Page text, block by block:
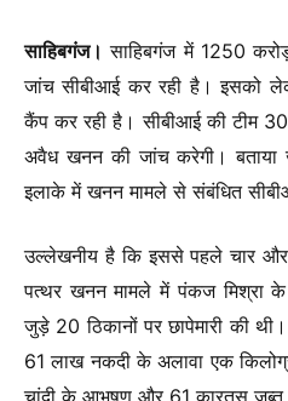
साहिबगंज। साहिबगंज में 1250
जांच सीबीआई कर रही है। इसको
कैंप कर रही है। सीबीआई की टीम
अवैध खनन की जांच करेगी। बताया
इलाके में खनन मामले से संबंधित
उल्लेखनीय है कि इससे पहले चार
पत्थर खनन मामले में पंकज मिश्रा
जुड़े 20 ठिकानों पर छापेमारी की
61 लाख नकदी के अलावा एक